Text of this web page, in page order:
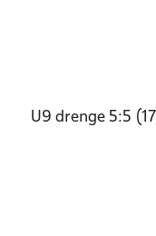
U9 drenge 5:5